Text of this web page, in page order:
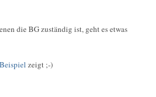
die BG zuständig ist, geht es etwas
Beispiel zeigt ;-)